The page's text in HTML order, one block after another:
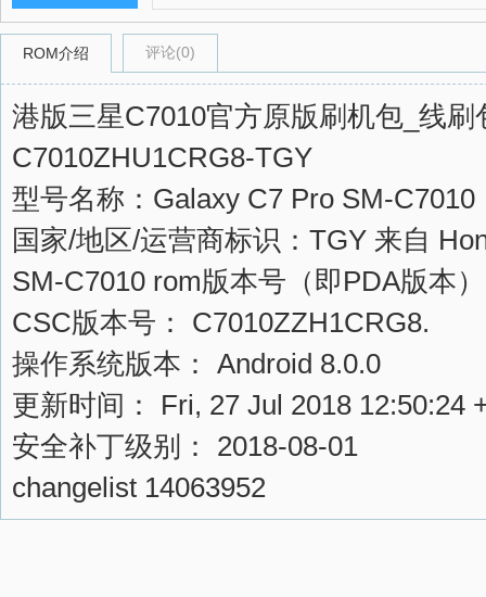
ROM介绍 评论(0)
港版三星C7010官方原版刷机包_线
C7010ZHU1CRG8-TGY
型号名称：Galaxy C7 Pro SM-C7010
国家/地区/运营商标识：TGY 来自
SM-C7010 rom版本号（即PDA版本
CSC版本号： C7010ZZH1CRG8.
操作系统版本： Android 8.0.0
更新时间： Fri, 27 Jul 2018 12:50:24
安全补丁级别： 2018-08-01
changelist 14063952